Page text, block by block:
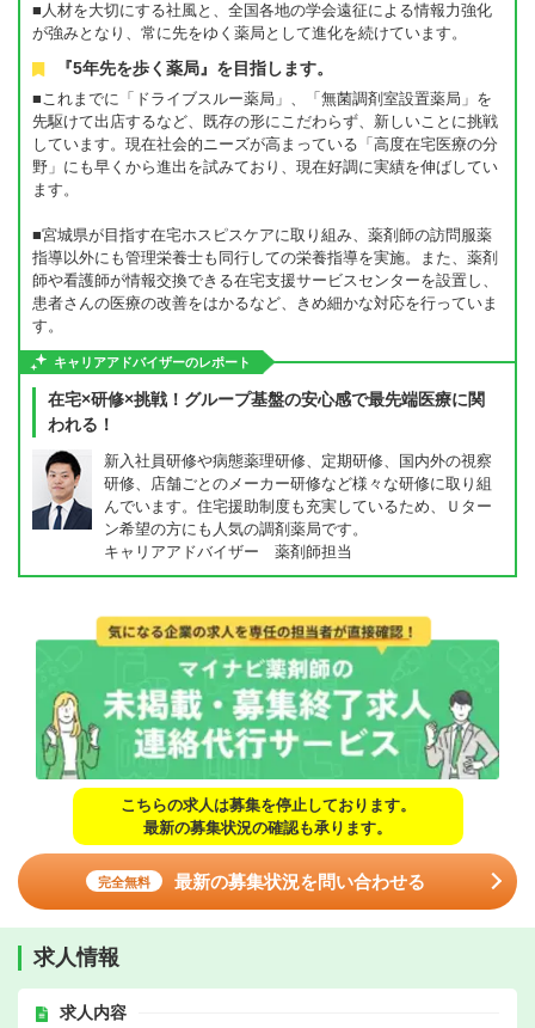
■人材を大切にする社風と、全国各地の学会遠征による情報力強化
が強みとなり、常に先をゆく薬局として進化を続けています。
『5年先を歩く薬局』を目指します。
■これまでに「ドライブスルー薬局」、「無菌調剤室設置薬局」を
先駆けて出店するなど、既存の形にこだわらず、新しいことに挑戦
しています。現在社会的ニーズが高まっている「高度在宅医療の分
野」にも早くから進出を試みており、現在好調に実績を伸ばしてい
ます。
■宮城県が目指す在宅ホスピスケアに取り組み、薬剤師の訪問服薬
指導以外にも管理栄養士も同行しての栄養指導を実施。また、薬剤
師や看護師が情報交換できる在宅支援サービスセンターを設置し、
患者さんの医療の改善をはかるなど、きめ細かな対応を行っていま
す。
キャリアアドバイザーのレポート
在宅×研修×挑戦！グループ基盤の安心感で最先端医療に関
われる！
新入社員研修や病態薬理研修、定期研修、国内外の視察
研修、店舗ごとのメーカー研修など様々な研修に取り組
んでいます。住宅援助制度も充実しているため、Ｕター
ン希望の方にも人気の調剤薬局です。
キャリアアドバイザー 薬剤師担当
こちらの求人は募集を停止しております。
最新の募集状況の確認も承ります。
完全無料 最新の募集状況を問い合わせる
求人情報
求人内容